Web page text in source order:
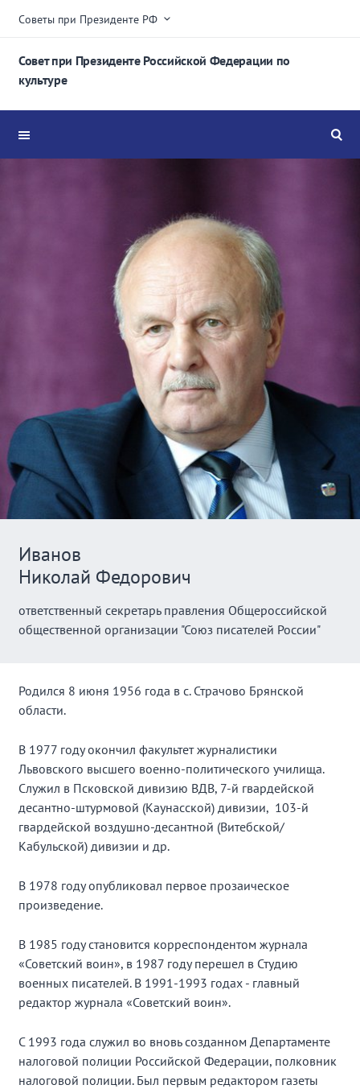
Советы при Президенте РФ
Совет при Президенте Российской Федерации по
культуре
Иванов
Николай Федорович
ответственный секретарь правления Общероссийской
общественной организации "Союз писателей России"
Родился 8 июня 1956 года в с. Страчово Брянской
области.
В 1977 году окончил факультет журналистики
Львовского высшего военно-политического училища.
Служил в Псковской дивизию ВДВ, 7-й гвардейской
десантно-штурмовой (Каунасской) дивизии, 103-й
гвардейской воздушно-десантной (Витебской/
Кабульской) дивизии и др.
В 1978 году опубликовал первое прозаическое
произведение.
В 1985 году становится корреспондентом журнала
«Советский воин», в 1987 году перешел в Студию
военных писателей. В 1991-1993 годах - главный
редактор журнала «Советский воин».
С 1993 года служил во вновь созданном Департаменте
налоговой полиции Российской Федерации, полковник
налоговой полиции. Был первым редактором газеты